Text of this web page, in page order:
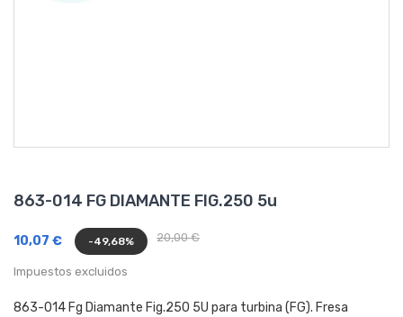
863-014 FG DIAMANTE FIG.250 5u
20,00 €
10,07 € -49,68%
Impuestos excluidos
863-014 Fg Diamante Fig.250 5U para turbina (FG). Fresa